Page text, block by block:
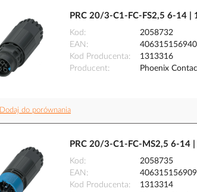
PRC 20/3-C1-FC-FS2,5 6-14
Kod
2058732
EAN
Kod Producenta
1313316
Producent
Phoenix
Dodaj do porównania
PRC 20/3-C1-FC-MS2,5 6-14
Kod
2058735
EAN
Kod Producenta
1313314